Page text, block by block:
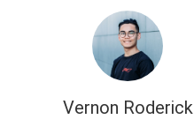
Vernon Roderick